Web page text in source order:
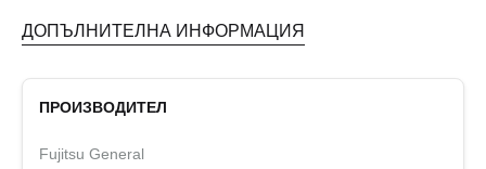
ДОПЪЛНИТЕЛНА ИНФОРМАЦИЯ
ПРОИЗВОДИТЕЛ
Fujitsu General